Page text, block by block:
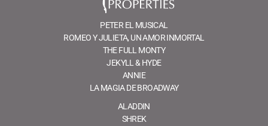
PETER EL MUSICAL
ROMEO Y JULIETA, UN AMOR INMORTAL
THE FULL MONTY
JEKYLL & HYDE
ANNIE
LA MAGIA DE BROADWAY
ALADDIN
SHREK